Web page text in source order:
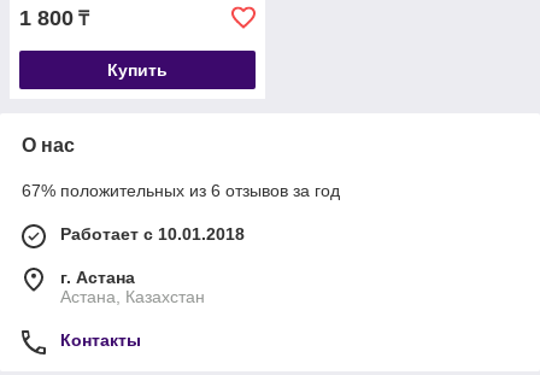
1 800 ₸
Купить
О нас
67% положительных из 6 отзывов за год
Работает с 10.01.2018
г. Астана
Астана, Казахстан
Контакты